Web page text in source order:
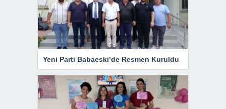
Yeni Parti Babaeski’de Resmen Kuruldu